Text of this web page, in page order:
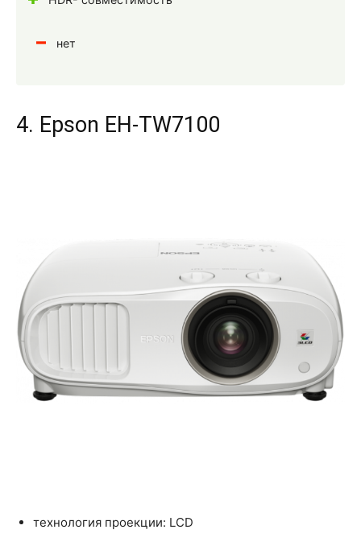
нет
4. Epson EH-TW7100
технология проекции: LCD